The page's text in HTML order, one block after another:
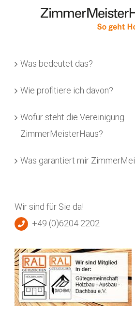
Was bedeutet das?
Wie profitiere ich davon?
Wofür steht die Vereinigung
ZimmerMeisterHaus?
Was garantiert mir
Wir sind für Sie da!
+49 (0)6204 2202